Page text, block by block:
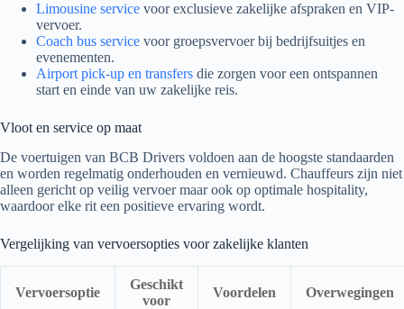
Limousine service voor exclusieve zakelijke afspraken en VIP-
vervoer.
Coach bus service voor groepsvervoer bij bedrijfsuitjes en
evenementen.
Airport pick-up en transfers die zorgen voor een ontspannen
start en einde van uw zakelijke reis.
Vloot en service op maat
De voertuigen van BCB Drivers voldoen aan de hoogste standaarden
en worden regelmatig onderhouden en vernieuwd. Chauffeurs zijn niet
alleen gericht op veilig vervoer maar ook op optimale hospitality,
waardoor elke rit een positieve ervaring wordt.
Vergelijking van vervoersopties voor zakelijke klanten
Vervoersoptie
Geschikt
voor
Voordelen Overwegingen